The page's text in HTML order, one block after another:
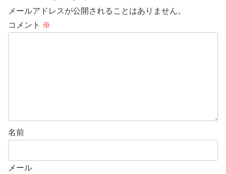
メールアドレスが公開されることはありません。
コメント ※
名前
メール